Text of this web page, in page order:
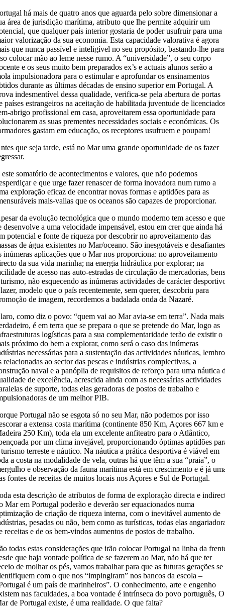
há mais de quatro anos que aguarda pelo sobre dimensionar a
área de jurisdição marítima, atributo que lhe permite adquirir um
que qualquer país interior gostaria de poder usufruir para uma
valorização da sua economia. Esta capacidade valorativa é agora
que nunca passível e inteligível no seu propósito, bastando-lhe para
colocar mão ao leme nesse rumo. A “universidade”, o seu corpo
e os seus muito bem preparados ex’s e actuais alunos serão a
impulsionadora para o estimular e aprofundar os ensinamentos
durante as últimas décadas de ensino superior em Portugal. A
indesmentível dessa qualidade, verifica-se pela abertura de portas
países estrangeiros na aceitação de habilitada juventude de
abrigo profissional em casa, aproveitarem essa oportunidade para
as suas prementes necessidades sociais e económicas. Os
gastam em educação, os receptores usufruem e poupam!
que seja tarde, está no Mar uma grande oportunidade de os fazer
este somatório de acontecimentos e valores, que não podemos
e que urge fazer renascer de forma inovadora num rumo a
exploração eficaz de encontrar novas formas e aptidões para as
mais-valias que os oceanos são capazes de proporcionar.
da evolução tecnológica que o mundo moderno tem acesso e que
desenvolve a uma velocidade impensável, estou em crer que ainda há
potencial e fonte de riqueza por descobrir no aproveitamento das
de água existentes no Mar/oceano. São inesgotáveis e desafiantes
inúmeras aplicações que o Mar nos proporciona: no aproveitamento
da sua vida marinha; na energia hidráulica por explorar; na
de acesso nas auto-estradas de circulação de mercadorias,
não esquecendo as inúmeras actividades de carácter
modelo que o país recentemente, sem querer, descobriu para
de imagem, recordemos a badalada onda da Nazaré.
como diz o povo: “quem vai ao Mar avia-se em terra”. Nada mais
é em terra que se prepara o que se pretende do Mar, logo as
logísticas para a sua complementaridade terão de existir o
próximo do bem a explorar, como será o caso das inúmeras
necessárias para a sustentação das actividades náuticas, lembro
relacionadas ao sector das pescas e indústrias complectivas, a
naval e a panóplia de requisitos de reforço para uma náutica
de excelência, acrescida ainda com as necessárias actividades
de suporte, todas elas geradoras de postos de trabalho e
de um melhor PIB.
Portugal não se esgota só no seu Mar, não podemos por isso
a extensa costa marítima (continente 850 Km, Açores 667 km e
250 Km), toda ela um excelente anfiteatro para o Atlântico,
por um clima invejável, proporcionando óptimas aptidões
terreste e náutico. Na náutica a prática desportiva é viável em
a costa na modalidade de vela, outras há que têm a sua “praia”, o
e observação da fauna marítima está em crescimento e é já
fontes de receitas de muitos locais nos Açores e Sul de Portugal.
esta descrição de atributos de forma de exploração directa e
Mar em Portugal poderão e deverão ser equacionados numa
de criação de riqueza interna, com o inevitável aumento de
pesadas ou não, bem como as turísticas, todas elas
receitas e de os bem-vindos aumentos de postos de trabalho.
todas estas considerações que irão colocar Portugal na linha da
que haja vontade política de se fazerem ao Mar, não há que ter
de molhar os pés, vamos trabalhar para que as futuras gerações se
com o que nos “impingiram” nos bancos da escola –
é um país de marinheiros”. O conhecimento, arte e engenho
nas faculdades, a boa vontade é intrínseca do povo português, O
de Portugal existe, é uma realidade. O que falta?